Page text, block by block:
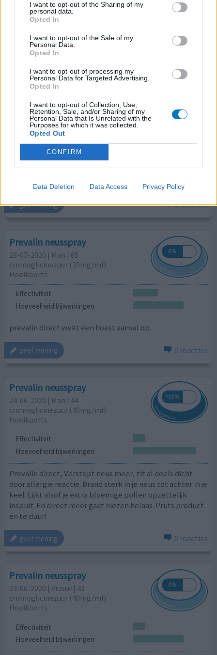
I want to opt-out of the Sharing of my
personal data.
Opted In
I want to opt-out of the Sale of my
Personal Data.
Opted In
I want to opt-out of processing my
Personal Data for Targeted Advertising.
Opted In
I want to opt-out of Collection, Use,
Retention, Sale, and/or Sharing of my
Personal Data that Is Unrelated with the
Purposes for which it was collected.
Opted Out
CONFIRM
Data Deletion Data Access Privacy Policy
wat me enorm beangstigt: hartkloppingen! [lees meer...]
27-04-2021 | Vrouw | 50
cromoglicinezuur (20mg/ml)
Effectiviteit
Hoeveelheid bijwerkingen
Duur! En de hele dag een vieze geur van eucalyptus in
mijn neus. Waarom moeten dergelijke stoffen worden
toegevoegd? Ik heb niet het idee dat het een effectief
middel is.
geef mening 0 reacties
Prevalin neusspray
28-07-2020 | Man | 65
cromoglicinezuur (20mg/ml)
Hooikoorts
Effectiviteit
Hoeveelheid bijwerkingen
prevalin direct wekt een hoest aanval op.
geef mening 0 reacties
Prevalin neusspray
24-06-2020 | Man | 44
cromoglicinezuur (40mg/ml)
Hooikoorts
Effectiviteit
Hoeveelheid bijwerkingen
Prevalin direct, Verstopt neus meer, zit al deels dicht
door allergie reactie. Brand sterk in je neus tot achter in je
keel. Lijkt alsof je extra bloemige pollen opzettelijk
inspuit. En direct meer gaat niezen helaas. Pruts product
en te duur!
geef mening 0 reacties
Prevalin neusspray
23-06-2020 | Vrouw | 43
cromoglicinezuur (40mg/ml)
Hooikoorts
Effectiviteit
Hoeveelheid bijwerkingen